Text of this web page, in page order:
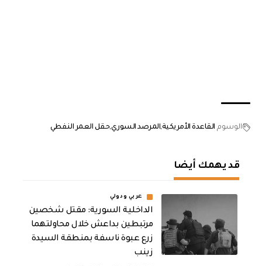
الوسوم القاعدة الأمريكيةالمرصد السوريحقل العمر النفطي
قد يهمك أيضا
عربي ودولي
الداخلية السورية: مقتل شخصين
مرتبطين بداعش خلال محاولتهما
زرع عبوة ناسفة بمنطقة السيدة
زينب